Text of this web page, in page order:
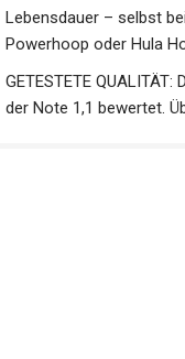
Lebensdauer – selbst
Powerhoop oder Hula
GETESTETE
der Note 1,1 bewertet.